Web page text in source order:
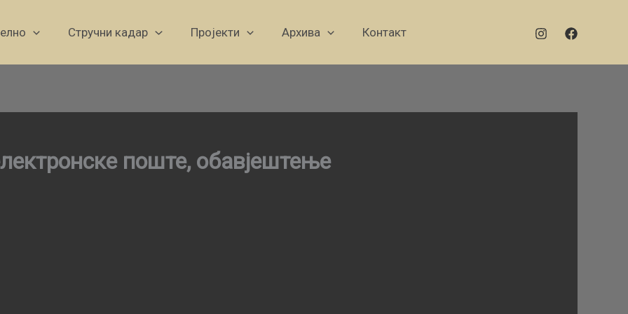
Стручни кадар Пројекти Архива Контакт
поште, обавјештење